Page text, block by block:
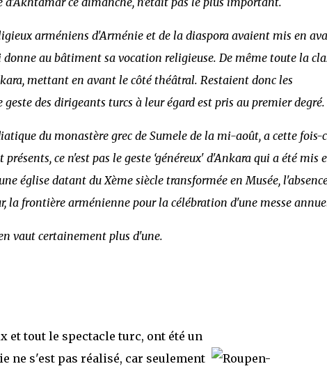
arméniens d'Arménie et de la diaspora avaient mis en
au bâtiment sa vocation religieuse. De même toute la
mettant en avant le côté théâtral. Restaient donc les
des dirigeants turcs à leur égard est pris au premier degré.
du monastère grec de Sumele de la mi-août, a cette fois-
ce n'est pas le geste ‘généreux' d'Ankara qui a été mis
église datant du Xème siècle transformée en Musée,
la frontière arménienne pour la célébration d'une messe
vaut certainement plus d'une.
et tout le spectacle turc, ont été un
ne s'est pas réalisé, car seulement